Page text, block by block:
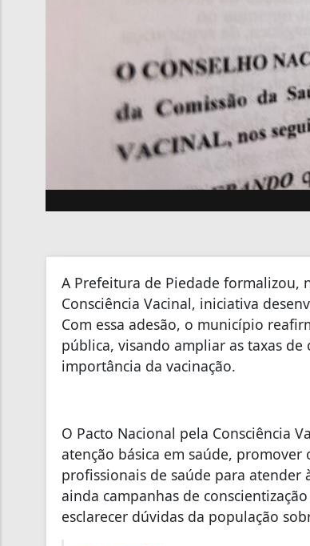
A Prefeitura de Piedade formalizou,
Consciência Vacinal, iniciativa
Com essa adesão, o município
pública, visando ampliar as taxas
importância da vacinação.
O Pacto Nacional pela Consciência
atenção básica em saúde,
profissionais de saúde para
ainda campanhas de
esclarecer dúvidas da população